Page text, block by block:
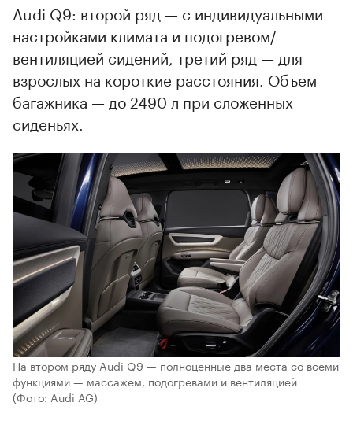
Audi Q9: второй ряд — с индивидуальными
настройками климата и подогревом/
вентиляцией сидений, третий ряд — для
взрослых на короткие расстояния. Объем
багажника — до 2490 л при сложенных
сиденьях.
На втором ряду Audi Q9 — полноценные два места со всеми
функциями — массажем, подогревами и вентиляцией
(Фото: Audi AG)